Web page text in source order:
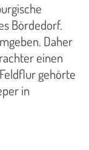
Bördedorf.
Daher
einen
gehörte
in